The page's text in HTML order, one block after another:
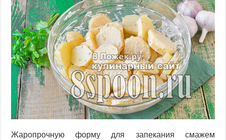
Жаропрочную форму для запекания смажем